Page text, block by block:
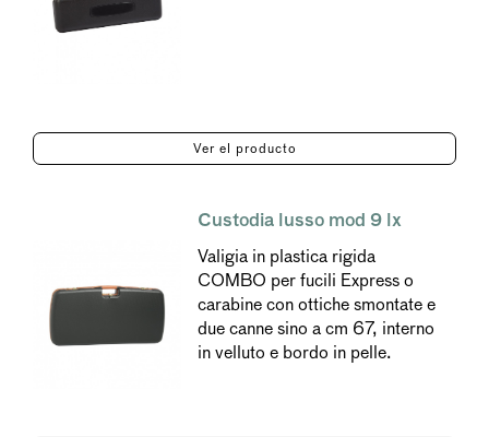
Ver el producto
Custodia lusso mod 9 lx
Valigia in plastica rigida
COMBO per fucili Express o
carabine con ottiche smontate e
due canne sino a cm 67, interno
in velluto e bordo in pelle.